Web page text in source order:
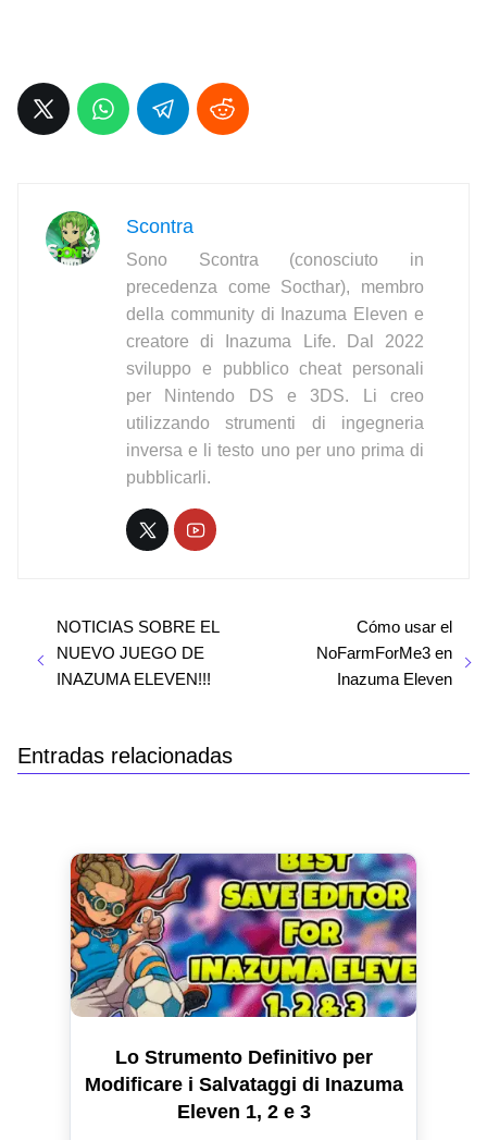
Scontra
Sono Scontra (conosciuto in
precedenza come Socthar), membro
della community di Inazuma Eleven e
creatore di Inazuma Life. Dal 2022
sviluppo e pubblico cheat personali
per Nintendo DS e 3DS. Li creo
utilizzando strumenti di ingegneria
inversa e li testo uno per uno prima di
pubblicarli.
NOTICIAS SOBRE EL
NUEVO JUEGO DE
INAZUMA ELEVEN!!!
Cómo usar el
NoFarmForMe3 en
Inazuma Eleven
Entradas relacionadas
Lo Strumento Definitivo per
Modificare i Salvataggi di Inazuma
Eleven 1, 2 e 3